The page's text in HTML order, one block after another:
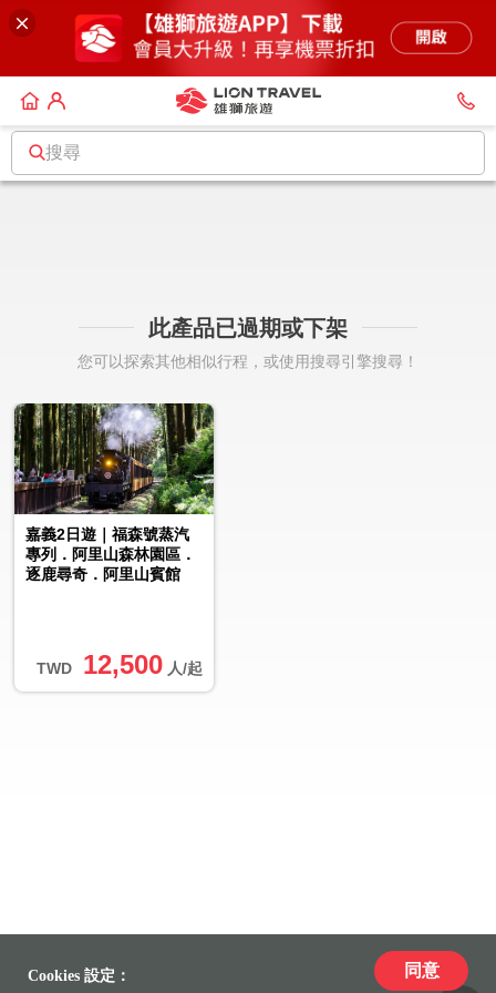
搜尋
此產品已過期或下架
您可以探索其他相似行程，或使用搜尋引擎搜尋！
TWD 12,500 人/起
嘉義2日遊｜福森號蒸汽
專列．阿里山森林園區．
逐鹿尋奇．阿里山賓館
Cookies 設定： 同意